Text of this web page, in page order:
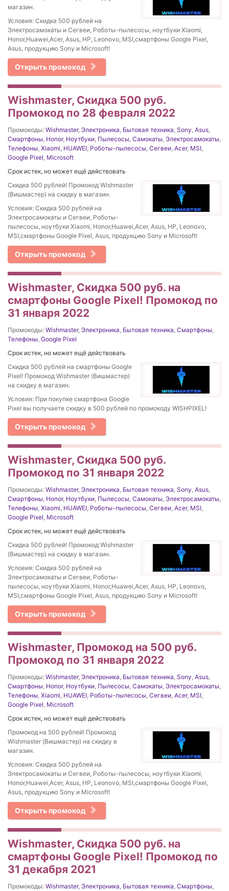
магазин.
Условия: Скидка 500 рублей на
Электросамокаты и Сегвеи, Роботы-пылесосы, ноутбуки Xiaomi,
Honor,Huawei,Acer, Asus, HP, Leonovo, MSI,смартфоны Google Pixel,
Asus, продукцию Sony и Microsoft!
Открыть промокод
Wishmaster, Скидка 500 руб.
Промокод по 28 февраля 2022
Промокоды: Wishmaster, Электроника, Бытовая техника, Sony, Asus,
Смартфоны, Honor, Ноутбуки, Пылесосы, Самокаты, Электросамокаты,
Телефоны, Xiaomi, HUAWEI, Роботы-пылесосы, Сегвеи, Acer, MSI,
Google Pixel, Microsoft
Срок истек, но может ещё действовать
Скидка 500 рублей! Промокод Wishmaster
(Вишмастер) на скидку в магазин.
Условия: Скидка 500 рублей на
Электросамокаты и Сегвеи, Роботы-
пылесосы, ноутбуки Xiaomi, Honor,Huawei,Acer, Asus, HP, Leonovo,
MSI,смартфоны Google Pixel, Asus, продукцию Sony и Microsoft!
Открыть промокод
Wishmaster, Скидка 500 руб. на
смартфоны Google Pixel! Промокод по
31 января 2022
Промокоды: Wishmaster, Электроника, Бытовая техника, Смартфоны,
Телефоны, Google Pixel
Срок истек, но может ещё действовать
Скидка 500 рублей на смартфоны Google
Pixel! Промокод Wishmaster (Вишмастер)
на скидку в магазин.
Условия: При покупке смартфона Google
Pixel вы получаете скидку в 500 рублей по промокоду WISHPIXEL!
Открыть промокод
Wishmaster, Скидка 500 руб.
Промокод по 31 января 2022
Промокоды: Wishmaster, Электроника, Бытовая техника, Sony, Asus,
Смартфоны, Honor, Ноутбуки, Пылесосы, Самокаты, Электросамокаты,
Телефоны, Xiaomi, HUAWEI, Роботы-пылесосы, Сегвеи, Acer, MSI,
Google Pixel, Microsoft
Срок истек, но может ещё действовать
Скидка 500 рублей! Промокод Wishmaster
(Вишмастер) на скидку в магазин.
Условия: Скидка 500 рублей на
Электросамокаты и Сегвеи, Роботы-
пылесосы, ноутбуки Xiaomi, Honor,Huawei,Acer, Asus, HP, Leonovo,
MSI,смартфоны Google Pixel, Asus, продукцию Sony и Microsoft!
Открыть промокод
Wishmaster, Промокод на 500 руб.
Промокод по 31 января 2022
Промокоды: Wishmaster, Электроника, Бытовая техника, Sony, Asus,
Смартфоны, Honor, Ноутбуки, Пылесосы, Самокаты, Электросамокаты,
Телефоны, Xiaomi, HUAWEI, Роботы-пылесосы, Сегвеи, Acer, MSI,
Google Pixel, Microsoft
Срок истек, но может ещё действовать
Промокод на 500 рублей! Промокод
Wishmaster (Вишмастер) на скидку в
магазин.
Условия: Скидка 500 рублей на
Электросамокаты и Сегвеи, Роботы-пылесосы, ноутбуки Xiaomi,
Honor,Huawei,Acer, Asus, HP, Leonovo, MSI,смартфоны Google Pixel,
Asus, продукцию Sony и Microsoft!
Открыть промокод
Wishmaster, Скидка 500 руб. на
смартфоны Google Pixel! Промокод по
31 декабря 2021
Промокоды: Wishmaster, Электроника, Бытовая техника, Смартфоны,